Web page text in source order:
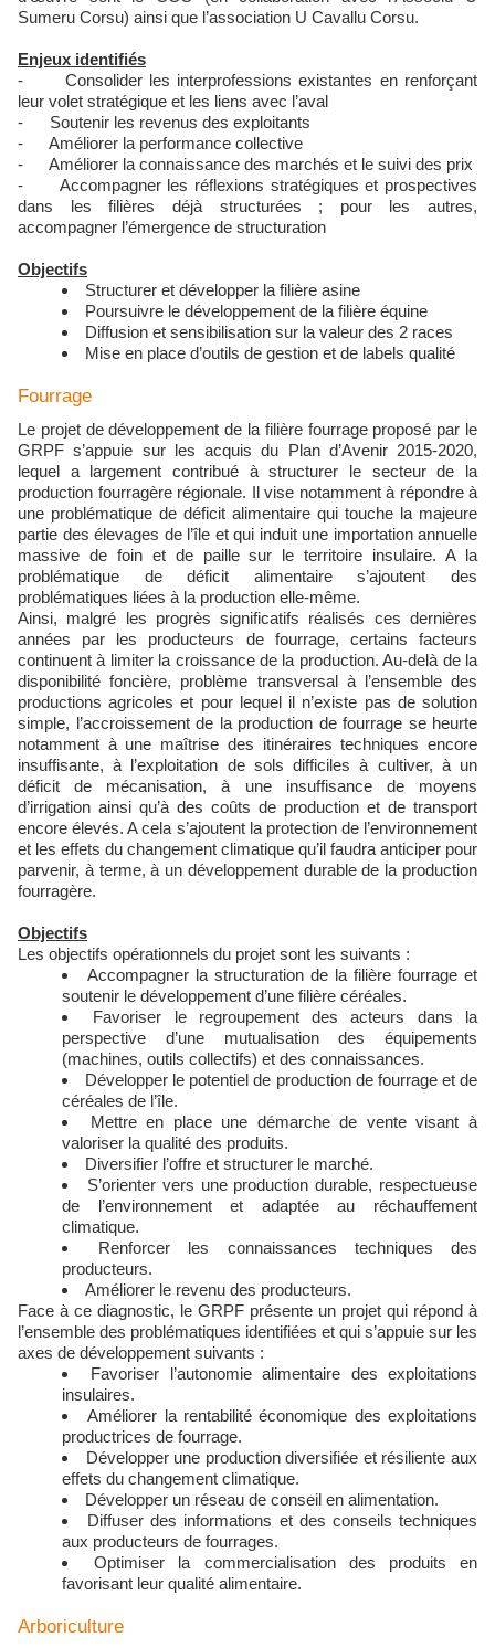
Sumeru Corsu) ainsi que l’association U Cavallu Corsu.
Enjeux identifiés
- Consolider les interprofessions existantes en renforçant
leur volet stratégique et les liens avec l’aval
- Soutenir les revenus des exploitants
- Améliorer la performance collective
- Améliorer la connaissance des marchés et le suivi des prix
- Accompagner les réflexions stratégiques et prospectives
dans les filières déjà structurées ; pour les autres,
accompagner l’émergence de structuration
Objectifs
Structurer et développer la filière asine
Poursuivre le développement de la filière équine
Diffusion et sensibilisation sur la valeur des 2 races
Mise en place d’outils de gestion et de labels qualité
Fourrage
Le projet de développement de la filière fourrage proposé par le
GRPF s’appuie sur les acquis du Plan d’Avenir 2015-2020,
lequel a largement contribué à structurer le secteur de la
production fourragère régionale. Il vise notamment à répondre à
une problématique de déficit alimentaire qui touche la majeure
partie des élevages de l’île et qui induit une importation annuelle
massive de foin et de paille sur le territoire insulaire. A la
problématique de déficit alimentaire s’ajoutent des
problématiques liées à la production elle-même.
Ainsi, malgré les progrès significatifs réalisés ces dernières
années par les producteurs de fourrage, certains facteurs
continuent à limiter la croissance de la production. Au-delà de la
disponibilité foncière, problème transversal à l’ensemble des
productions agricoles et pour lequel il n’existe pas de solution
simple, l’accroissement de la production de fourrage se heurte
notamment à une maîtrise des itinéraires techniques encore
insuffisante, à l’exploitation de sols difficiles à cultiver, à un
déficit de mécanisation, à une insuffisance de moyens
d’irrigation ainsi qu’à des coûts de production et de transport
encore élevés. A cela s’ajoutent la protection de l’environnement
et les effets du changement climatique qu’il faudra anticiper pour
parvenir, à terme, à un développement durable de la production
fourragère.
Objectifs
Les objectifs opérationnels du projet sont les suivants :
Accompagner la structuration de la filière fourrage et
soutenir le développement d’une filière céréales.
Favoriser le regroupement des acteurs dans la
perspective d’une mutualisation des équipements
(machines, outils collectifs) et des connaissances.
Développer le potentiel de production de fourrage et de
céréales de l’île.
Mettre en place une démarche de vente visant à
valoriser la qualité des produits.
Diversifier l’offre et structurer le marché.
S’orienter vers une production durable, respectueuse
de l’environnement et adaptée au réchauffement
climatique.
Renforcer les connaissances techniques des
producteurs.
Améliorer le revenu des producteurs.
Face à ce diagnostic, le GRPF présente un projet qui répond à
l’ensemble des problématiques identifiées et qui s’appuie sur les
axes de développement suivants :
Favoriser l’autonomie alimentaire des exploitations
insulaires.
Améliorer la rentabilité économique des exploitations
productrices de fourrage.
Développer une production diversifiée et résiliente aux
effets du changement climatique.
Développer un réseau de conseil en alimentation.
Diffuser des informations et des conseils techniques
aux producteurs de fourrages.
Optimiser la commercialisation des produits en
favorisant leur qualité alimentaire.
Arboriculture